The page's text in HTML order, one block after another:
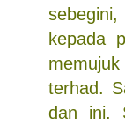
kepada
terhad.
dan ini.